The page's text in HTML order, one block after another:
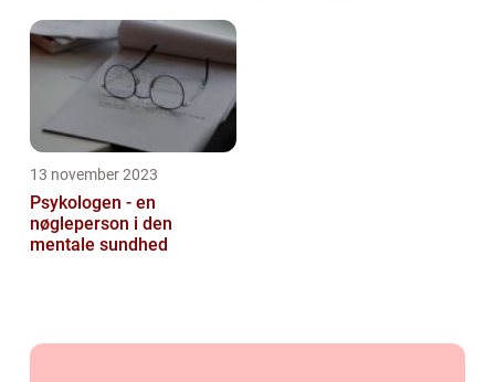
13 november 2023
Psykologen - en
nøgleperson i den
mentale sundhed